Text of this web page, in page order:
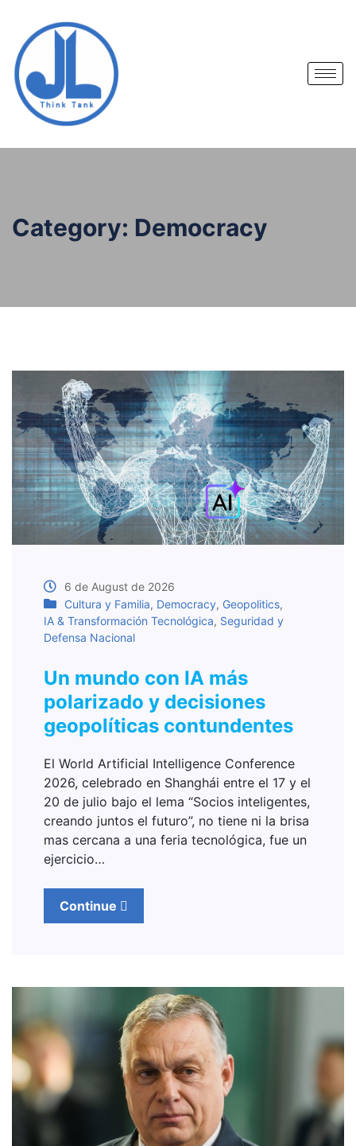
Category: Democracy
6 de August de 2026
Cultura y Familia, Democracy, Geopolitics,
IA & Transformación Tecnológica, Seguridad y
Defensa Nacional
Un mundo con IA más
polarizado y decisiones
geopolíticas contundentes
El World Artificial Intelligence Conference
2026, celebrado en Shanghái entre el 17 y el
20 de julio bajo el lema “Socios inteligentes,
creando juntos el futuro”, no tiene ni la brisa
mas cercana a una feria tecnológica, fue un
ejercicio…
Continue